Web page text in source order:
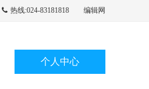
热线:024-83181818 编辑网
个人中心